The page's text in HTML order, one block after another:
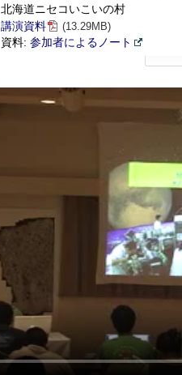
北海道ニセコいこいの村
講演資料 (13.29MB)
資料: 参加者によるノート